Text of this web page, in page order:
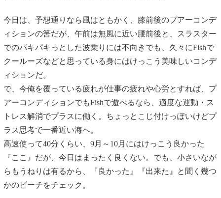
今日は、予想通りなら風はともかく、膝前後のプアーコンデ
ィションの筈だが、午前は無風に近い腰前後と、スラスター
でのパキパキっとした波乗りには不向きでも、久々にFishで
クールーズなどと思っている身にはけっこう美味しいコンデ
ィションだ。
で、今俺を覆っている疲れが仕事の疲れや心労とすれば、プ
アーコンディションでもFishで遊べるなら、適度な運動・ス
トレス解消でプラスに働く。ちょっとこじ付けっぽいけどプ
ラス思考で一番近い海へ。
高速使って40分くらい、9月～10月にはけっこう良かった
『ここ』だが、今日はまったく良くない。でも、小さいなが
らもうねりは有るから、『良かった』『出来た』と聞く幾つ
かのビーチをチェック。